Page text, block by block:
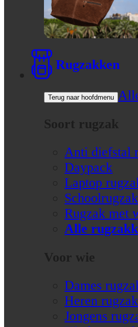
Rugzakken
Terug naar hoofdmenu
Soort rugzak
Anti diefstal
Daypack
Laptop
Schoolrugzak
Rugzak met
Alle
Voor wie
Dames
Heren
Jongens